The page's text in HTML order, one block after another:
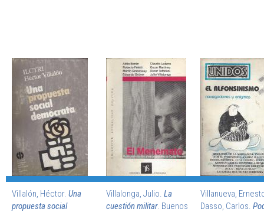
Villalón, Héctor. Una
propuesta social
Villalonga, Julio. La
cuestión militar. Buenos
Villanueva,
Dasso, Carlos.